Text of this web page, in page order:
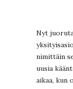
Nyt
nimittäin
uusia
aikaa, kun